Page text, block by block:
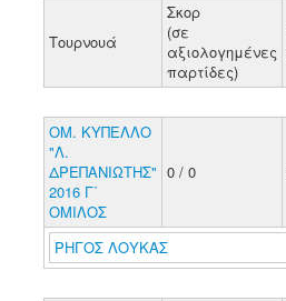
Τουρνουά
Σκορ
(σε
αξιολογημένες
παρτίδες)
ΟΜ. ΚΥΠΕΛΛΟ
"Λ.
ΔΡΕΠΑΝΙΩΤΗΣ"
2016 Γ΄
ΟΜΙΛΟΣ
0 / 0
ΡΗΓΟΣ ΛΟΥΚΑΣ